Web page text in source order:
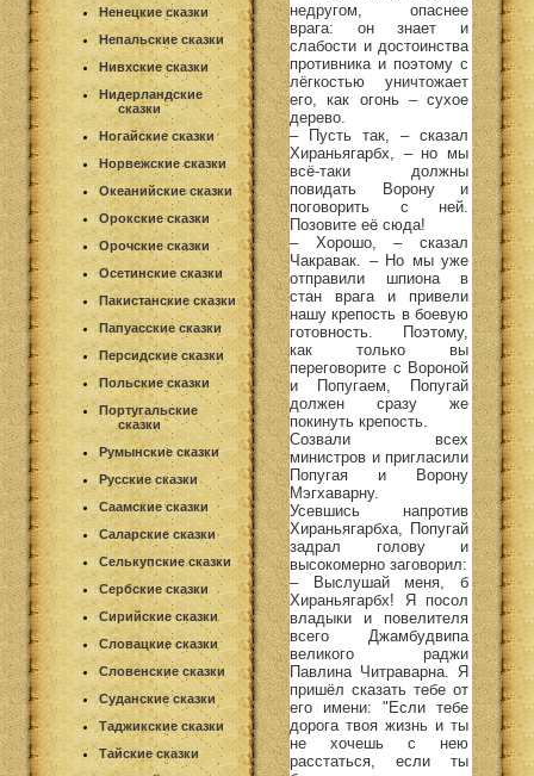
Ненецкие сказки
Непальские сказки
Нивхские сказки
Нидерландские
сказки
Ногайские сказки
Норвежские сказки
Океанийские сказки
Орокские сказки
Орочские сказки
Осетинские сказки
Пакистанские сказки
Папуасские сказки
Персидские сказки
Польские сказки
Португальские
сказки
Румынские сказки
Русские сказки
Саамские сказки
Саларские сказки
Селькупские сказки
Сербские сказки
Сирийские сказки
Словацкие сказки
Словенские сказки
Суданские сказки
Таджикские сказки
Тайские сказки
недругом, опаснее
врага: он знает и
слабости и достоинства
противника и поэтому с
лёгкостью уничтожает
его, как огонь – сухое
дерево.
– Пусть так, – сказал
Хираньягарбх, – но мы
всё-таки должны
повидать Ворону и
поговорить с ней.
Позовите её сюда!
– Хорошо, – сказал
Чакравак. – Но мы уже
отправили шпиона в
стан врага и привели
нашу крепость в боевую
готовность. Поэтому,
как только вы
переговорите с Вороной
и Попугаем, Попугай
должен сразу же
покинуть крепость.
Созвали всех
министров и пригласили
Попугая и Ворону
Мэгхаварну.
Усевшись напротив
Хираньягарбха, Попугай
задрал голову и
высокомерно заговорил:
– Выслушай меня, б
Хираньягарбх! Я посол
владыки и повелителя
всего Джамбудвипа
великого раджи
Павлина Читраварна. Я
пришёл сказать тебе от
его имени: "Если тебе
дорога твоя жизнь и ты
не хочешь с нею
расстаться, если ты